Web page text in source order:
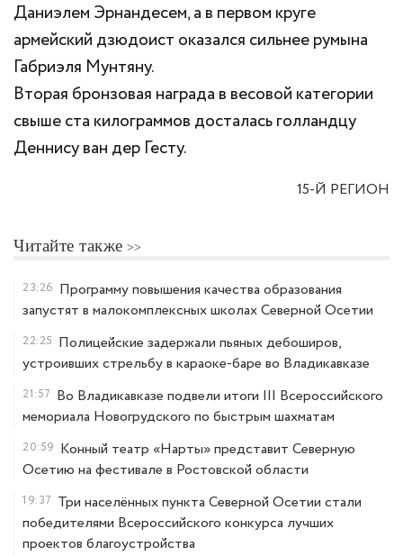
Даниэлем Эрнандесем, а в первом круге
армейский дзюдоист оказался сильнее румына
Габриэля Мунтяну.
Вторая бронзовая награда в весовой категории
свыше ста килограммов досталась голландцу
Деннису ван дер Гесту.
15-Й РЕГИОН
Читайте также
23:26 Программу повышения качества образования
запустят в малокомплексных школах Северной Осетии
22:25 Полицейские задержали пьяных дебоширов,
устроивших стрельбу в караоке-баре во Владикавказе
21:57 Во Владикавказе подвели итоги III Всероссийского
мемориала Новогрудского по быстрым шахматам
20:59 Конный театр «Нарты» представит Северную
Осетию на фестивале в Ростовской области
19:37 Три населённых пункта Северной Осетии стали
победителями Всероссийского конкурса лучших
проектов благоустройства